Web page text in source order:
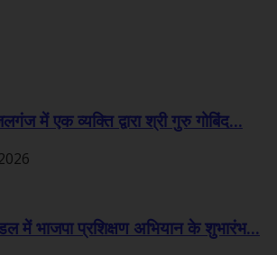
में एक व्यक्ति द्वारा श्री गुरु गोबिंद...
में भाजपा प्रशिक्षण अभियान के शुभारंभ...